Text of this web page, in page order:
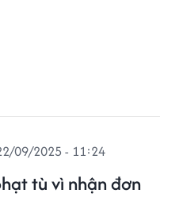
tù vì nhận đơn
09/2025 - 11:24